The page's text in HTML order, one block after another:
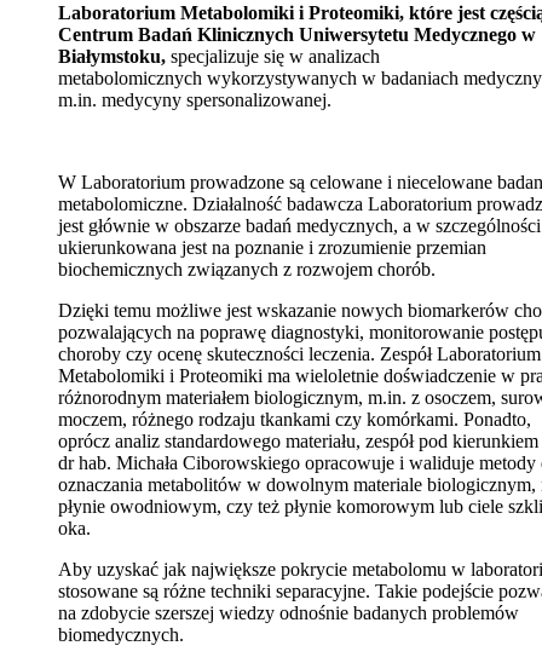
Laboratorium Metabolomiki i Proteomiki, które jest
Centrum Badań Klinicznych Uniwersytetu Medycznego w
Białymstoku, specjalizuje się w analizach
metabolomicznych wykorzystywanych w badaniach
m.in. medycyny spersonalizowanej.
W Laboratorium prowadzone są celowane i niecelowane
metabolomiczne. Działalność badawcza Laboratorium
jest głównie w obszarze badań medycznych, a w szczególności
ukierunkowana jest na poznanie i zrozumienie przemian
biochemicznych związanych z rozwojem chorób.
Dzięki temu możliwe jest wskazanie nowych biomarkerów
pozwalających na poprawę diagnostyki, monitorowanie
choroby czy ocenę skuteczności leczenia. Zespół Laboratorium
Metabolomiki i Proteomiki ma wieloletnie doświadczenie w
różnorodnym materiałem biologicznym, m.in. z osoczem,
moczem, różnego rodzaju tkankami czy komórkami. Ponadto,
oprócz analiz standardowego materiału, zespół pod
dr hab. Michała Ciborowskiego opracowuje i waliduje metody
oznaczania metabolitów w dowolnym materiale biologicznym,
płynie owodniowym, czy też płynie komorowym lub ciele
oka.
Aby uzyskać jak największe pokrycie metabolomu w
stosowane są różne techniki separacyjne. Takie podejście
na zdobycie szerszej wiedzy odnośnie badanych problemów
biomedycznych.